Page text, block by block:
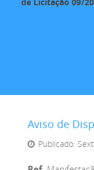
de Licitação 09/
Aviso de
Publicado: